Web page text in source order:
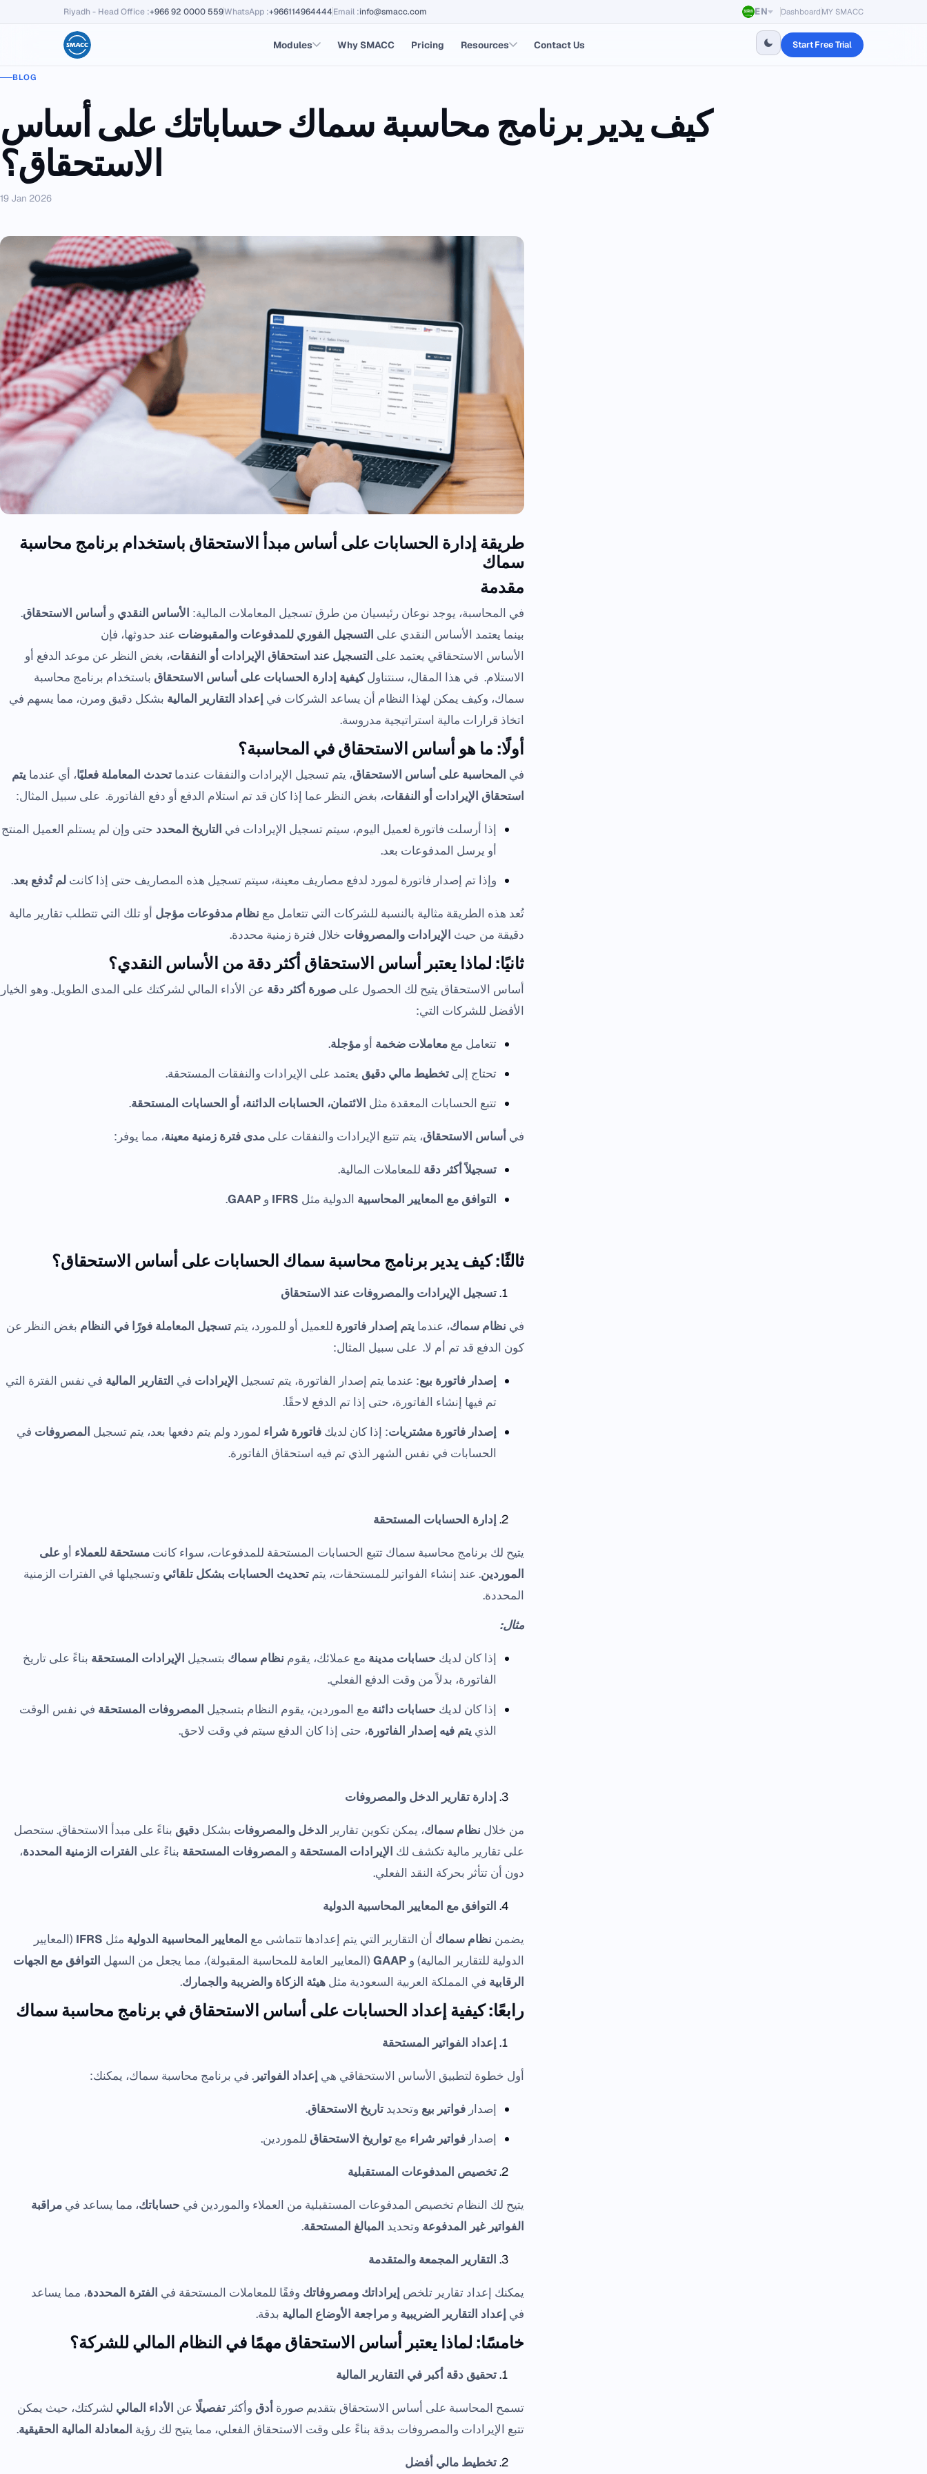
Riyadh - Head Office :+966 92 0000 559WhatsApp :+966114964444Email :info@smacc.com EN Dashboard MY SMACC
Modules Why SMACC Pricing Resources Contact Us Start Free Trial
BLOG
كيف يدير برنامج محاسبة سماك حساباتك على أساس
الاستحقاق؟
19 Jan 2026
طريقة إدارة الحسابات على أساس مبدأ الاستحقاق باستخدام برنامج محاسبة
سماك
مقدمة
في المحاسبة، يوجد نوعان رئيسيان من طرق تسجيل المعاملات المالية: الأساس النقدي و أساس الاستحقاق.
بينما يعتمد الأساس النقدي على التسجيل الفوري للمدفوعات والمقبوضات عند حدوثها، فإن
الأساس الاستحقاقي يعتمد على التسجيل عند استحقاق الإيرادات أو النفقات، بغض النظر عن موعد الدفع أو
الاستلام. في هذا المقال، سنتناولكيفية إدارة الحسابات على أساس الاستحقاق باستخدام برنامج محاسبة
سماك، وكيف يمكن لهذا النظام أن يساعد الشركات في إعداد التقارير المالية بشكل دقيق ومرن، مما يسهم في
اتخاذ قرارات مالية استراتيجية مدروسة.
أولًا: ما هو أساس الاستحقاق في المحاسبة؟
في المحاسبة على أساس الاستحقاق، يتم تسجيل الإيرادات والنفقات عندما تحدث المعاملة فعليًا، أي عندما يتم
استحقاق الإيرادات أو النفقات، بغض النظر عما إذا كان قد تم استلام الدفع أو دفع الفاتورة. على سبيل المثال:
إذا أرسلت فاتورة لعميل اليوم، سيتم تسجيل الإيرادات في التاريخ المحدد حتى وإن لم يستلم العميل المنتج
أو يرسل المدفوعات بعد.
وإذا تم إصدار فاتورة لمورد لدفع مصاريف معينة، سيتم تسجيل هذه المصاريف حتى إذا كانت لم تُدفع بعد.
تُعد هذه الطريقة مثالية بالنسبة للشركات التي تتعامل مع نظام مدفوعات مؤجل أو تلك التي تتطلب تقارير مالية
دقيقة من حيث الإيرادات والمصروفات خلال فترة زمنية محددة.
ثانيًا: لماذا يعتبر أساس الاستحقاق أكثر دقة من الأساس النقدي؟
أساس الاستحقاق يتيح لك الحصول على صورة أكثر دقة عن الأداء المالي لشركتك على المدى الطويل. وهو الخيار
الأفضل للشركات التي:
تتعامل مع معاملات ضخمة أو مؤجلة.
تحتاج إلى تخطيط مالي دقيق يعتمد على الإيرادات والنفقات المستحقة.
تتبع الحسابات المعقدة مثل الائتمان، الحسابات الدائنة، أو الحسابات المستحقة.
في أساس الاستحقاق، يتم تتبع الإيرادات والنفقات على مدى فترة زمنية معينة، مما يوفر:
تسجيلاً أكثر دقة للمعاملات المالية.
التوافق مع المعايير المحاسبية الدولية مثل IFRS و GAAP
.
ثالثًا: كيف يدير برنامج محاسبة سماك الحسابات على أساس الاستحقاق؟
تسجيل الإيرادات والمصروفات عند الاستحقاق
في نظام سماك، عندما يتم إصدار فاتورة للعميل أو للمورد، يتم تسجيل المعاملة فورًا في النظام بغض النظر عن
كون الدفع قد تم أم لا. على سبيل المثال:
إصدار فاتورة بيع: عندما يتم إصدار الفاتورة، يتم تسجيل الإيرادات في التقارير المالية في نفس الفترة التي
تم فيها إنشاء الفاتورة، حتى إذا تم الدفع لاحقًا.
إصدار فاتورة مشتريات: إذا كان لديك فاتورة شراء لمورد ولم يتم دفعها بعد، يتم تسجيل المصروفات في
الحسابات في نفس الشهر الذي تم فيه استحقاق الفاتورة.
إدارة الحسابات المستحقة
يتيح لك برنامج محاسبة سماك تتبع الحسابات المستحقة للمدفوعات، سواء كانت مستحقة للعملاء أو على
الموردين. عند إنشاء الفواتير للمستحقات، يتم تحديث الحسابات بشكل تلقائي وتسجيلها في الفترات الزمنية
المحددة.
مثال:
إذا كان لديك حسابات مدينة مع عملائك، يقوم نظام سماك بتسجيل الإيرادات المستحقة بناءً على تاريخ
الفاتورة، بدلاً من وقت الدفع الفعلي.
إذا كان لديك حسابات دائنة مع الموردين، يقوم النظام بتسجيل المصروفات المستحقة في نفس الوقت
الذي يتم فيه إصدار الفاتورة، حتى إذا كان الدفع سيتم في وقت لاحق.
إدارة تقارير الدخل والمصروفات
من خلال نظام سماك، يمكن تكوين تقارير الدخل والمصروفات بشكل دقيق بناءً على مبدأ الاستحقاق. ستحصل
على تقارير مالية تكشف لك الإيرادات المستحقة و المصروفات المستحقة بناءً على الفترات الزمنية المحددة،
دون أن تتأثر بحركة النقد الفعلي.
التوافق مع المعايير المحاسبية الدولية
يضمن نظام سماك أن التقارير التي يتم إعدادها تتماشى مع المعايير المحاسبية الدولية مثل IFRS (المعايير
الدولية للتقارير المالية) و GAAP (المعايير العامة للمحاسبة المقبولة)، مما يجعل من السهل التوافق مع الجهات
الرقابية في المملكة العربية السعودية مثل هيئة الزكاة والضريبة والجمارك.
رابعًا: كيفية إعداد الحسابات على أساس الاستحقاق في برنامج محاسبة سماك
إعداد الفواتير المستحقة
أول خطوة لتطبيق الأساس الاستحقاقي هي إعداد الفواتير . في برنامج محاسبة سماك، يمكنك:
إصدار فواتير بيع وتحديد تاريخ الاستحقاق.
إصدار فواتير شراء مع تواريخ الاستحقاق للموردين.
تخصيص المدفوعات المستقبلية
يتيح لك النظام تخصيص المدفوعات المستقبلية من العملاء والموردين في حساباتك، مما يساعد في مراقبة
الفواتير غير المدفوعة وتحديد المبالغ المستحقة.
التقارير المجمعة والمتقدمة
يمكنك إعداد تقارير تلخص إيراداتك ومصروفاتك وفقًا للمعاملات المستحقة في الفترة المحددة، مما يساعد
في إعداد التقارير الضريبية و مراجعة الأوضاع المالية بدقة.
خامسًا: لماذا يعتبر أساس الاستحقاق مهمًا في النظام المالي للشركة؟
تحقيق دقة أكبر في التقارير المالية
تسمح المحاسبة على أساس الاستحقاق بتقديم صورة أدق وأكثر تفصيلًا عن الأداء المالي لشركتك، حيث يمكن
تتبع الإيرادات والمصروفات بدقة بناءً على وقت الاستحقاق الفعلي، مما يتيح لك رؤية المعادلة المالية الحقيقية.
تخطيط مالي أفضل